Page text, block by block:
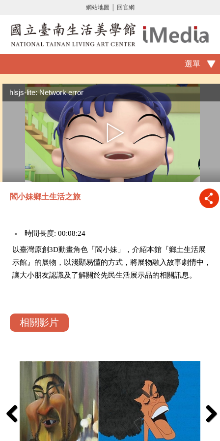
網站地圖 回官網
選單
hlsjs-lite: Network error
閻小妹鄉土生活之旅
時間長度: 00:08:24
以臺灣原創3D動畫角色「閻小妹」，介紹本館『鄉土生活展
示館』的展物，以淺顯易懂的方式，將展物融入故事劇情中，
讓大小朋友認識及了解關於先民生活展示品的相關訊息。
相關影片